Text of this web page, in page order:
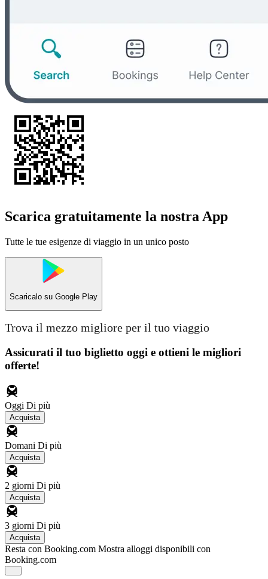
Scarica gratuitamente la nostra App
Tutte le tue esigenze di viaggio in un unico posto
Scaricalo su Google Play
Trova il mezzo migliore per il tuo viaggio
Assicurati il ​​tuo biglietto oggi e ottieni le migliori
offerte!
Oggi Di più
Acquista
Domani Di più
Acquista
2 giorni Di più
Acquista
3 giorni Di più
Acquista
Resta con Booking.com Mostra alloggi disponibili con
Booking.com